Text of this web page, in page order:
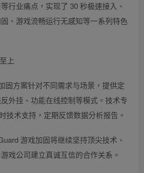
行业痛点，实现了 30 秒极速接入、
、游戏流畅运行无感知等一系列特色
上
方案针对不同需求与场景，提供定
外挂、功能在线控制等模式。技术专
技术支持，定期反馈数据分析报告。
游戏加固将继续坚持顶尖技术、
戏公司建立真诚互信的合作关系。